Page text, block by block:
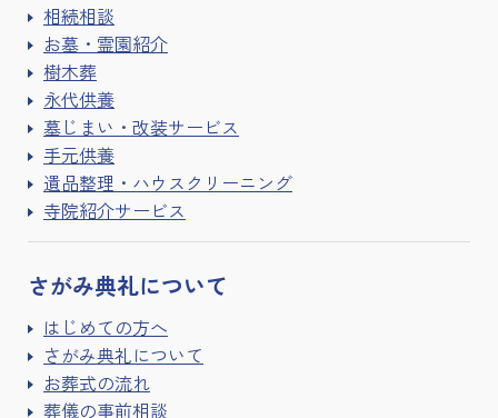
相続相談
お墓・霊園紹介
樹木葬
永代供養
墓じまい・改装サービス
手元供養
遺品整理・ハウスクリーニング
寺院紹介サービス
さがみ典礼について
はじめての方へ
さがみ典礼について
お葬式の流れ
葬儀の事前相談